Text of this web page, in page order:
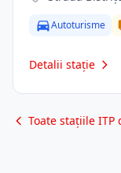
Autoturisme
Detalii stație
Toate stațiile ITP